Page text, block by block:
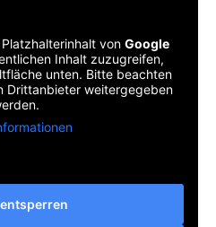
von Google
Inhalt zuzugreifen,
unten. Bitte beachten
Drittanbieter weitergegeben